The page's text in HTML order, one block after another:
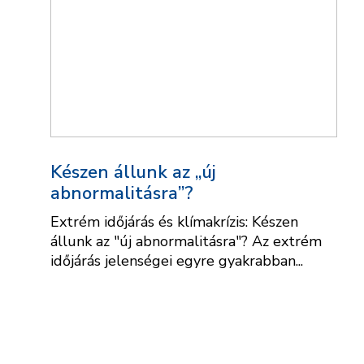
Készen állunk az „új
abnormalitásra”?
Extrém időjárás és klímakrízis: Készen
állunk az "új abnormalitásra"? Az extrém
időjárás jelenségei egyre gyakrabban...